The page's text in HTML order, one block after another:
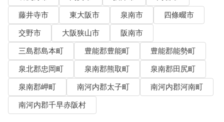
藤井寺市
東大阪市 泉南市
四條畷市
交野市
大阪狭山市
阪南市
三島郡島本町
豊能郡豊能町
豊能郡能勢町
泉北郡忠岡町
泉南郡熊取町
泉南郡田尻町
泉南郡岬町
南河内郡太子町
南河内郡河南町
南河内郡千早赤阪村